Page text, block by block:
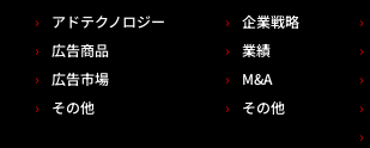
アドテクノロジー
広告商品
広告市場
その他
企業戦略
業績
M&A
その他